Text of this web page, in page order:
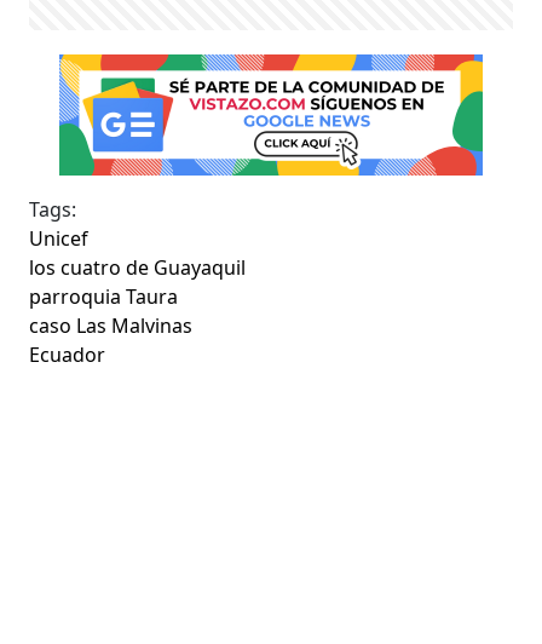
Tags:
Unicef
los cuatro de Guayaquil
parroquia Taura
caso Las Malvinas
Ecuador